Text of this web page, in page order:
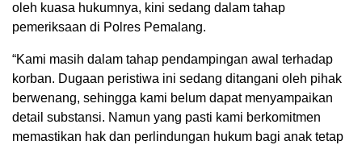
oleh kuasa hukumnya, kini sedang dalam tahap
pemeriksaan di Polres Pemalang.
“Kami masih dalam tahap pendampingan awal terhadap
korban. Dugaan peristiwa ini sedang ditangani oleh pihak
berwenang, sehingga kami belum dapat menyampaikan
detail substansi. Namun yang pasti kami berkomitmen
memastikan hak dan perlindungan hukum bagi anak tetap